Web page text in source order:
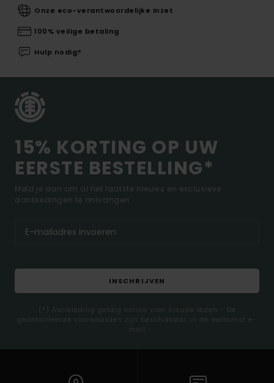
Onze eco-verantwoordelijke inzet
100% veilige betaling
Hulp nodig?
15% KORTING OP UW
EERSTE BESTELLING*
Meld je aan om al het laatste nieuws en exclusieve
aanbiedingen te ontvangen.
INSCHRIJVEN
(*) Aanbieding geldig online voor nieuwe leden - De
gedetailleerde voorwaarden zijn beschikbaar in de welkomst e-
mail